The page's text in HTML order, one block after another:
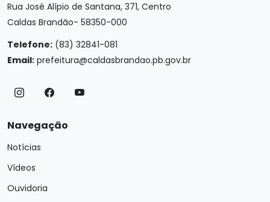
Rua José Alípio de Santana, 371, Centro
Caldas Brandão- 58350-000
Telefone: (83) 32841-081
Email: prefeitura@caldasbrandao.pb.gov.br
Navegação
Notícias
Vídeos
Ouvidoria